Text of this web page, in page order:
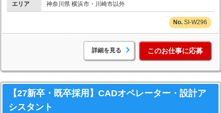
エリア 神奈川県 横浜市・川崎市以外
SI-W296
詳細を見る このお仕事に応募
【27新卒・既卒採用】CADオペレーター・設計ア
シスタント